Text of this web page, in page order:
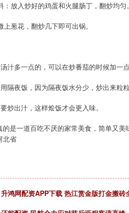
：放入炒好的鸡蛋和火腿肠丁，翻炒均匀。
上葱花，翻炒几下即可出锅。
汁多一点的，可以在炒番茄的时候加一点
隔夜饭，因为隔夜饭水分少，炒出来粒
炒出汁，这样烩饭才会更入味。
的是一道百吃不厌的家常美食，简单又
北省
升鸿网配资APP下载 热江赏金版打金搬